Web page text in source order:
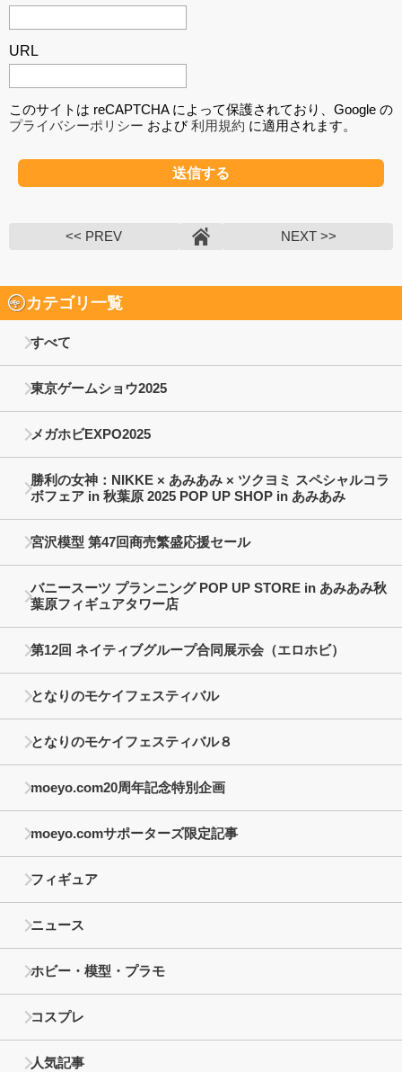
URL
このサイトは reCAPTCHA によって保護されており、Google の
プライバシーポリシー および利用規約 に適用されます。
<< PREV NEXT >>
カテゴリ一覧
すべて
東京ゲームショウ2025
メガホビEXPO2025
勝利の女神：NIKKE × あみあみ × ツクヨミ スペシャルコラ
ボフェア in 秋葉原 2025 POP UP SHOP in あみあみ
宮沢模型 第47回商売繁盛応援セール
バニースーツ プランニング POP UP STORE in あみあみ秋
葉原フィギュアタワー店
第12回 ネイティブグループ合同展示会（エロホビ）
となりのモケイフェスティバル
となりのモケイフェスティバル８
moeyo.com20周年記念特別企画
moeyo.comサポーターズ限定記事
フィギュア
ニュース
ホビー・模型・プラモ
コスプレ
人気記事